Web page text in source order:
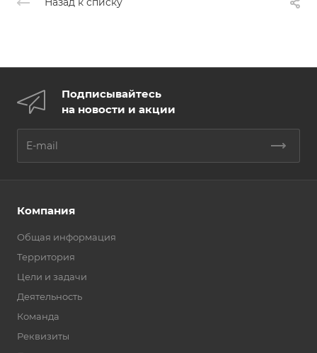
Подписывайтесь
на новости и акции
Компания
Общая информация
Территория
Цели и задачи
Деятельность
Команда
Реквизиты